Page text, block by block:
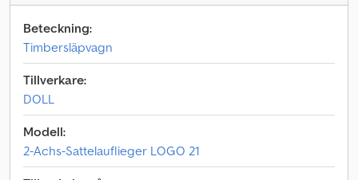
Beteckning:
Timbersläpvagn
Tillverkare:
DOLL
Modell:
2-Achs-Sattelauflieger LOGO 21